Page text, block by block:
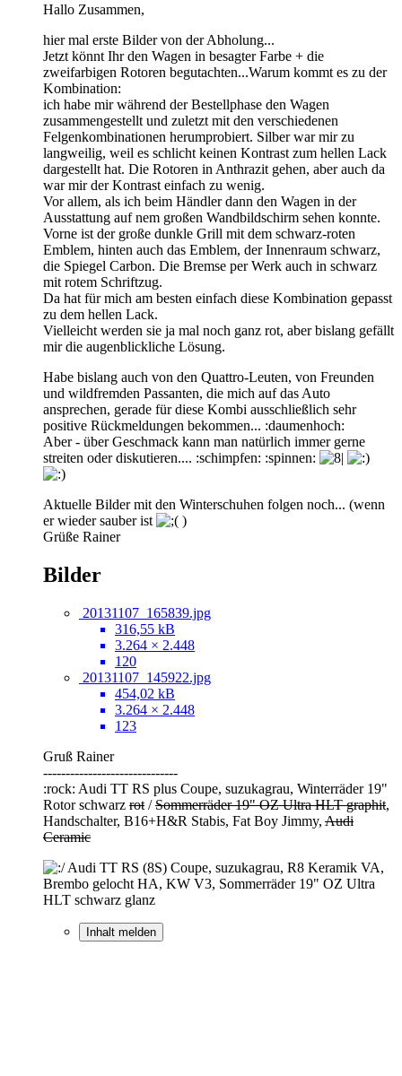
Hallo Zusammen,
hier mal erste Bilder von der Abholung...
Jetzt könnt Ihr den Wagen in besagter Farbe + die
zweifarbigen Rotoren begutachten...Warum kommt es zu der
Kombination:
ich habe mir während der Bestellphase den Wagen
zusammengestellt und zuletzt mit den verschiedenen
Felgenkombinationen herumprobiert. Silber war mir zu
langweilig, weil es schlicht keinen Kontrast zum hellen Lack
dargestellt hat. Die Rotoren in Anthrazit gehen, aber auch da
war mir der Kontrast einfach zu wenig.
Vor allem, als ich beim Händler dann den Wagen in der
Ausstattung auf nem großen Wandbildschirm sehen konnte.
Vorne ist der große dunkle Grill mit dem schwarz-roten
Emblem, hinten auch das Emblem, der Innenraum schwarz,
die Spiegel Carbon. Die Bremse per Werk auch in schwarz
mit rotem Schriftzug.
Da hat für mich am besten einfach diese Kombination gepasst
zu dem hellen Lack.
Vielleicht werden sie ja mal noch ganz rot, aber bislang gefällt
mir die augenblickliche Lösung.
Habe bislang auch von den Quattro-Leuten, von Freunden
und wildfremden Passanten, die mich auf das Auto
ansprechen, gerade für diese Kombi ausschließlich sehr
positive Rückmeldungen bekommen... :daumenhoch:
Aber - über Geschmack kann man natürlich immer gerne
streiten oder diskutieren.... :schimpfen: :spinnen:
Aktuelle Bilder mit den Winterschuhen folgen noch... (wenn
er wieder sauber ist
)
Grüße Rainer
Bilder
20131107_165839.jpg
316,55 kB
3.264 × 2.448
120
20131107_145922.jpg
454,02 kB
3.264 × 2.448
123
Gruß Rainer
------------------------------
:rock: Audi TT RS plus Coupe, suzukagrau, Winterräder 19"
Rotor schwarz rot /Sommerräder 19" OZ Ultra HLT graphit,
Handschalter, B16+H&R Stabis, Fat Boy Jimmy, Audi
Ceramic
Audi TT RS (8S) Coupe, suzukagrau, R8 Keramik VA,
Brembo gelocht HA, KW V3, Sommerräder 19" OZ Ultra
HLT schwarz glanz
Inhalt melden